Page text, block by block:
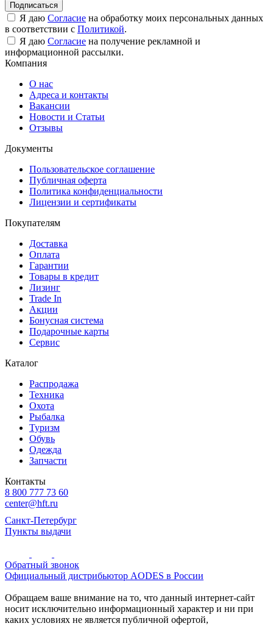
Подписаться
Я даю Согласие на обработку моих персональных данных
в соответствии с Политикой.
Я даю Согласие на получение рекламной и
информационной рассылки.
Компания
О нас
Адреса и контакты
Вакансии
Новости и Статьи
Отзывы
Документы
Пользовательское соглашение
Публичная оферта
Политика конфиденциальности
Лицензии и сертификаты
Покупателям
Доставка
Оплата
Гарантии
Товары в кредит
Лизинг
Trade In
Акции
Бонусная система
Подарочные карты
Сервис
Каталог
Распродажа
Техника
Охота
Рыбалка
Туризм
Обувь
Одежда
Запчасти
Контакты
8 800 777 73 60
center@hft.ru
Санкт-Петербург
Пункты выдачи
Обратный звонок
Официальный дистрибьютор AODES в России
Обращаем ваше внимание на то, что данный интернет-сайт
носит исключительно информационный характер и ни при
каких условиях не является публичной офертой,